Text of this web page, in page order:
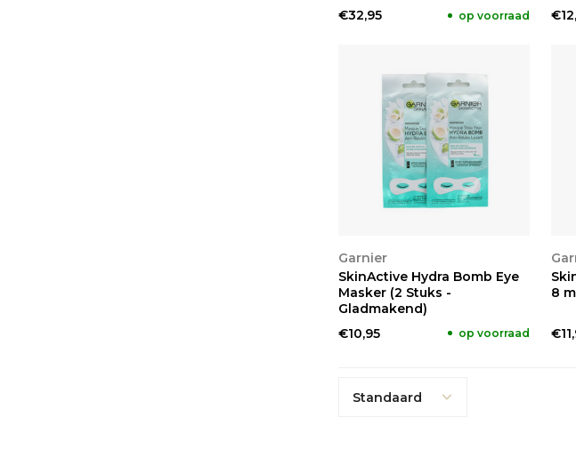
€32,95
op voorraad
BEKIJKEN
Garnier
SkinActive Hydra Bomb Eye
Masker (2 Stuks -
Gladmakend)
€10,95
op voorraad
8
Standaard